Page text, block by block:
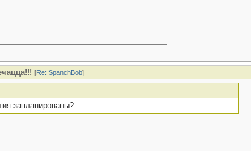
[Re: SpanchBob]
запланированы?